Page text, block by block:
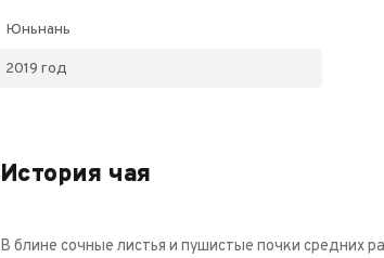
Юньнань
2019 год
История чая
В блине сочные листья и пушистые почки средних